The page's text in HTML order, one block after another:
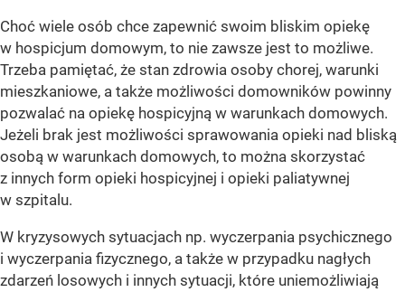
Choć wiele osób chce zapewnić swoim bliskim opiekę
w hospicjum domowym, to nie zawsze jest to możliwe.
Trzeba pamiętać, że stan zdrowia osoby chorej, warunki
mieszkaniowe, a także możliwości domowników powinny
pozwalać na opiekę hospicyjną w warunkach domowych.
Jeżeli brak jest możliwości sprawowania opieki nad bliską
osobą w warunkach domowych, to można skorzystać
z innych form opieki hospicyjnej i opieki paliatywnej
w szpitalu.
W kryzysowych sytuacjach np. wyczerpania psychicznego
i wyczerpania fizycznego, a także w przypadku nagłych
zdarzeń losowych i innych sytuacji, które uniemożliwiają